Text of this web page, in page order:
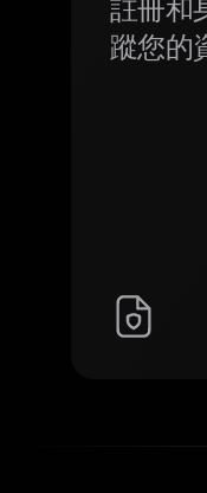
註冊和
蹤您的